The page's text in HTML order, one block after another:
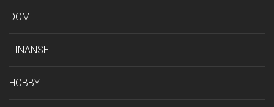
DOM
FINANSE
HOBBY